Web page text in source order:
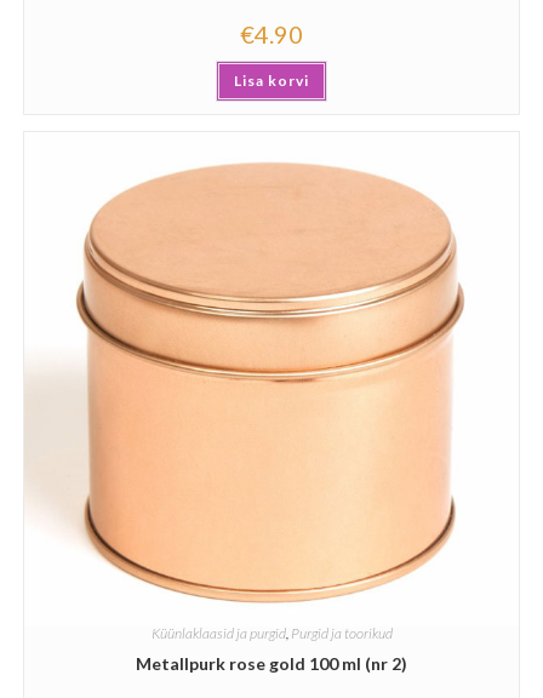
€4.90
Lisa korvi
Küünlaklaasid ja purgid, Purgid ja toorikud
Metallpurk rose gold 100 ml (nr 2)